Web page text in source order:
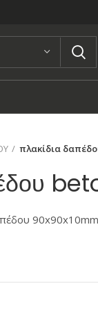
πλακίδια
90x90x10mm